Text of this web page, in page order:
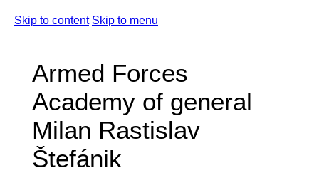
Skip to content Skip to menu
Armed Forces
Academy of general
Milan Rastislav
Štefánik